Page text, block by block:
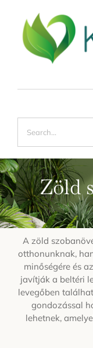
Kertészkedj okosan
Kertvédelem
Veteményes kert
Kertésznaptár
Kapcsolat
Zöld
A zöld
otthonunknak,
minőségére és
javítják a beltéri
levegőben
gondozással
lehetnek,